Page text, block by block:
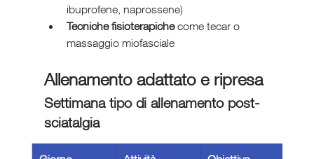
ibuprofene, naprossene)
Tecniche fisioterapiche come tecar o
massaggio miofasciale
Allenamento adattato e ripresa
Settimana tipo di allenamento post-
sciatalgia